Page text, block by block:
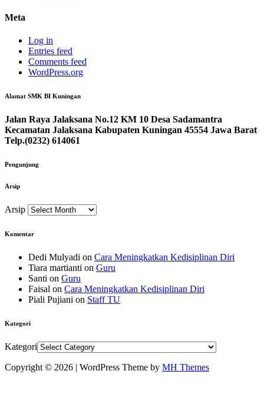
Meta
Log in
Entries feed
Comments feed
WordPress.org
Alamat SMK BI Kuningan
Jalan Raya Jalaksana No.12 KM 10 Desa Sadamantra
Kecamatan Jalaksana Kabupaten Kuningan 45554 Jawa Barat
Telp.(0232) 614061
Pengunjung
Arsip
Arsip
Komentar
Dedi Mulyadi on Cara Meningkatkan Kedisiplinan Diri
Tiara martianti on Guru
Santi on Guru
Faisal on Cara Meningkatkan Kedisiplinan Diri
Piali Pujiani on Staff TU
Kategori
Kategori
Copyright © 2026 | WordPress Theme by MH Themes